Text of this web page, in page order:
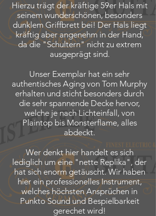
Hierzu trägt der kräftige 59er Hals mit
seinem wunderschönen, besonders
dunklem Griffbrett bei! Der Hals liegt
kräftig aber angenehm in der Hand,
da die "Schultern" nicht zu extrem
ausgeprägt sind.
Unser Exemplar hat ein sehr
authentisches Aging von Tom Murphy
erhalten und sticht besonders durch
die sehr spannende Decke hervor,
welche je nach Lichteinfall, von
Plaintop bis Monsterflame, alles
abdeckt.
Wer denkt hier handelt es sich
lediglich um eine "nette Replika", der
hat sich enorm getäuscht. Wir haben
hier ein professionelles Instrument,
welches höchsten Ansprüchen in
Punkto Sound und Bespielbarkeit
gerechet wird!